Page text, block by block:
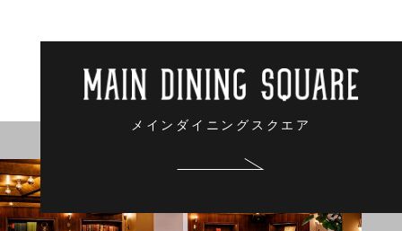
メインダイニングスクエア